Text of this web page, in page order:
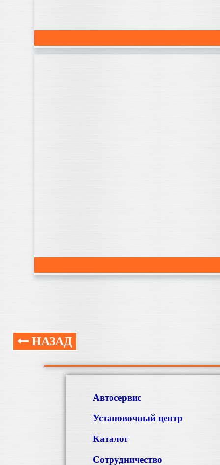
НАЗАД
Автосервис
Установочный центр
Каталог
Сотрудничество